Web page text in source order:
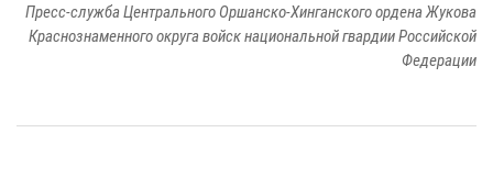
Пресс-служба Центрального Оршанско-Хинганского ордена Жукова
Краснознаменного округа войск национальной гвардии Российской
Федерации